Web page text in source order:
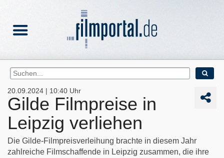
20.09.2024 | 10:40 Uhr
Gilde Filmpreise in
Leipzig verliehen
Die Gilde-Filmpreisverleihung brachte in diesem Jahr
zahlreiche Filmschaffende in Leipzig zusammen, die ihre